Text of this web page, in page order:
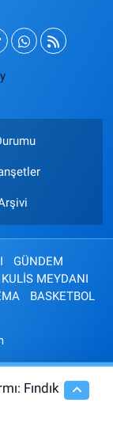
GÜNDEM
KULİS MEYDANI
BASKETBOL
Fındık